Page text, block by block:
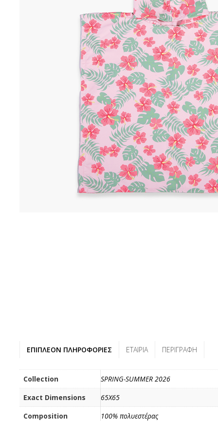
ΕΠΙΠΛΈΟΝ ΠΛΗΡΟΦΟΡΊΕΣ ΕΤΑΙΡΊΑ ΠΕΡΙΓΡΑΦΉ
Collection
SPRING-SUMMER 2026
Exact Dimensions
65X65
Composition
100% πολυεστέρας